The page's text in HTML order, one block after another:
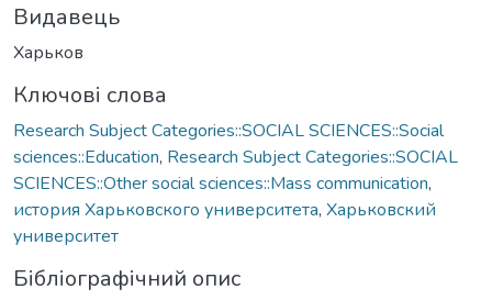
Видавець
Харьков
Ключові слова
Research Subject Categories::SOCIAL SCIENCES::Social
sciences::Education, Research Subject Categories::SOCIAL
SCIENCES::Other social sciences::Mass communication,
история Харьковского университета, Харьковский
университет
Бібліографічний опис